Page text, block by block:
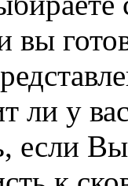
вы
ли у
если